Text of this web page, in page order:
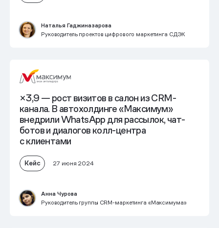
Наталья Гаджиназарова
Руководитель проектов цифрового маркетинга СДЭК
×3,9 — рост визитов в салон из CRM-
канала. В автохолдинге «Максимум»
внедрили WhatsApp для рассылок, чат-
ботов и диалогов колл-центра
с клиентами
Кейс 27 июня 2024
Анна Чурова
Руководитель группы CRM-маркетинга «Максимума»